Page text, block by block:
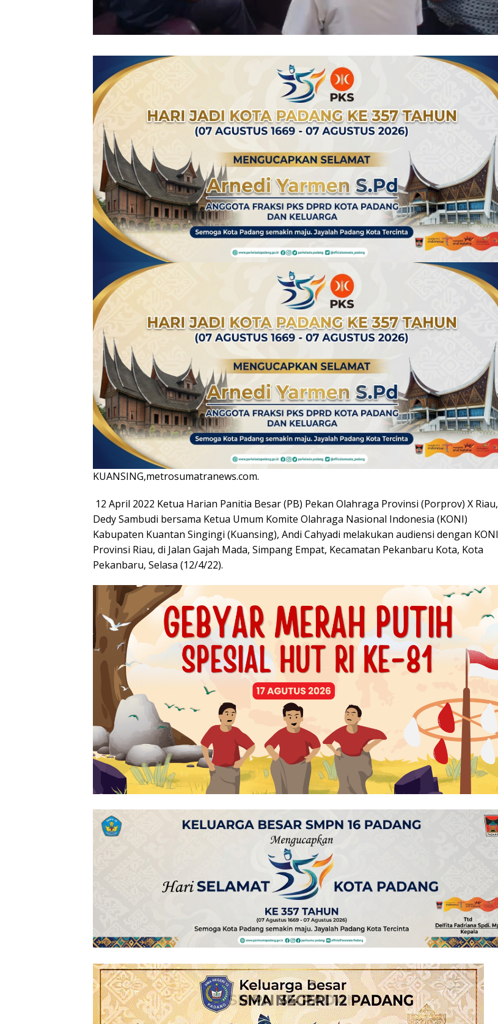
KUANSING,metrosumatranews.com.
12 April 2022 Ketua Harian Panitia Besar (PB) Pekan Olahraga Provinsi (Porprov) X Riau,
Dedy Sambudi bersama Ketua Umum Komite Olahraga Nasional Indonesia (KONI)
Kabupaten Kuantan Singingi (Kuansing), Andi Cahyadi melakukan audiensi dengan KONI
Provinsi Riau, di Jalan Gajah Mada, Simpang Empat, Kecamatan Pekanbaru Kota, Kota
Pekanbaru, Selasa (12/4/22).